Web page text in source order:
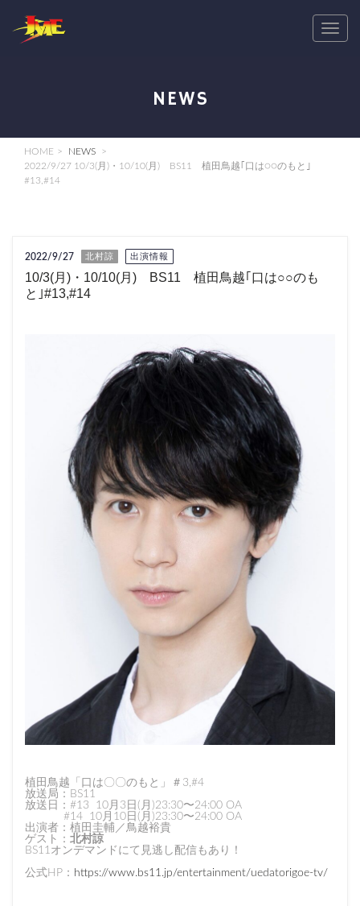
T
NEWS
HOME
NEWS
2022/9/27 10/3(月)・10/10(月) BS11 植田鳥越｢口は○○のもと｣
#13,#14
2022/9/27 北村諒 出演情報
10/3(月)・10/10(月) BS11 植田鳥越｢口は○○のも
と｣#13,#14
植田鳥越「口は〇〇のもと」＃3,#4
放送局：BS11
放送日：#13 10月3日(月)23:30〜24:00 OA
#14 10月10日(月)23:30〜24:00 OA
出演者：植田圭輔／鳥越裕貴
ゲスト： 北村諒
BS11オンデマンドにて見逃し配信もあり！
公式HP： https://www.bs11.jp/entertainment/uedatorigoe-tv/